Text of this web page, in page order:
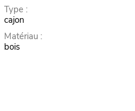
Type :
cajon
Matériau :
bois